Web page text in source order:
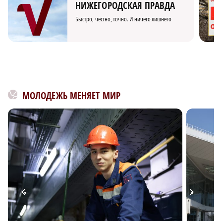
НИЖЕГОРОДСКАЯ ПРАВДА
Быстро, честно, точно. И ничего лишнего
МОЛОДЕЖЬ МЕНЯЕТ МИР